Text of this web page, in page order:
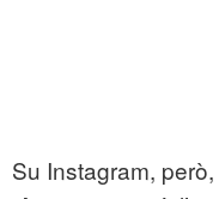
Su Instagram,